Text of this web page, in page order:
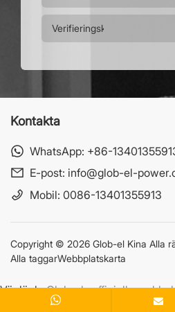
Kontakta
WhatsApp: +86-
E-post: info@glob-el-
Mobil: 0086-13401355913
Copyright © 2026 Glob-el Kina Alla
Alla taggarWebbplatskarta
Vänlänk: Glob-els officiella